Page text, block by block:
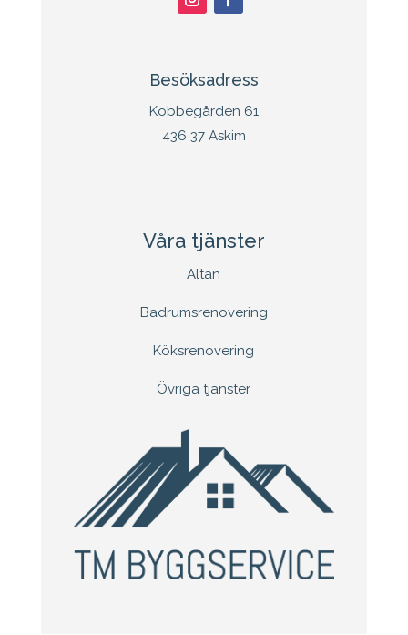
Besöksadress
Kobbegården 61
436 37 Askim
Våra tjänster
Altan
Badrumsrenovering
Köksrenovering
Övriga tjänster